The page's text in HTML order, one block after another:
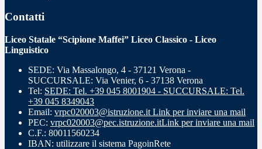
Contatti
Liceo Statale “Scipione Maffei” Liceo Classico - Liceo
Linguistico
SEDE: Via Massalongo, 4 - 37121 Verona -
SUCCURSALE: Via Venier, 6 - 37138 Verona
Tel: SEDE: Tel. +39 045 8001904 - SUCCURSALE: Tel.
+39 045 8349043
Email: vrpc020003@istruzione.it Link per inviare una mail
PEC: vrpc020003@pec.istruzione.itLink per inviare una mail
C.F.: 80011560234
IBAN: utilizzare il sistema PagoinRete